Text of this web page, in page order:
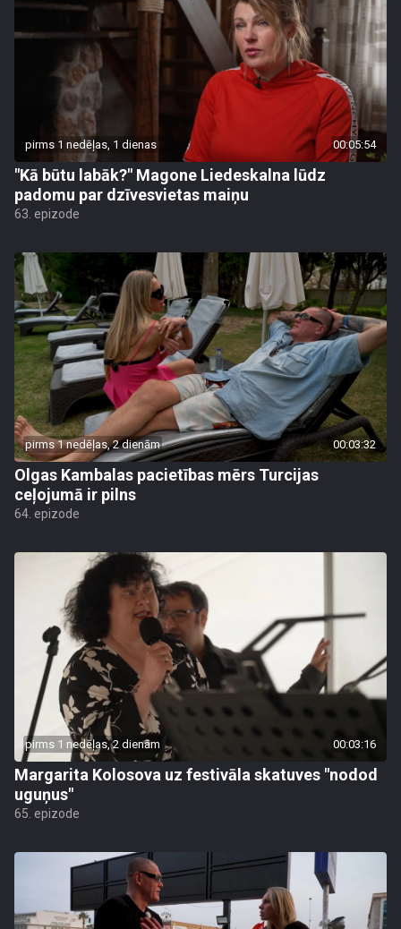
pirms 1 nedēļas, 1 dienas 00:05:54
"Kā būtu labāk?" Magone Liedeskalna lūdz
padomu par dzīvesvietas maiņu
63. epizode
pirms 1 nedēļas, 2 dienām 00:03:32
Olgas Kambalas pacietības mērs Turcijas
ceļojumā ir pilns
64. epizode
pirms 1 nedēļas, 2 dienām 00:03:16
Margarita Kolosova uz festivāla skatuves "nodod
uguņus"
65. epizode